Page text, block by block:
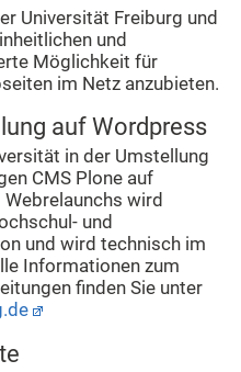
Universität Freiburg und
und
Möglichkeit für
im Netz anzubieten.
auf Wordpress
in der Umstellung
CMS Plone auf
wird
und
und wird technisch im
Informationen zum
finden Sie unter